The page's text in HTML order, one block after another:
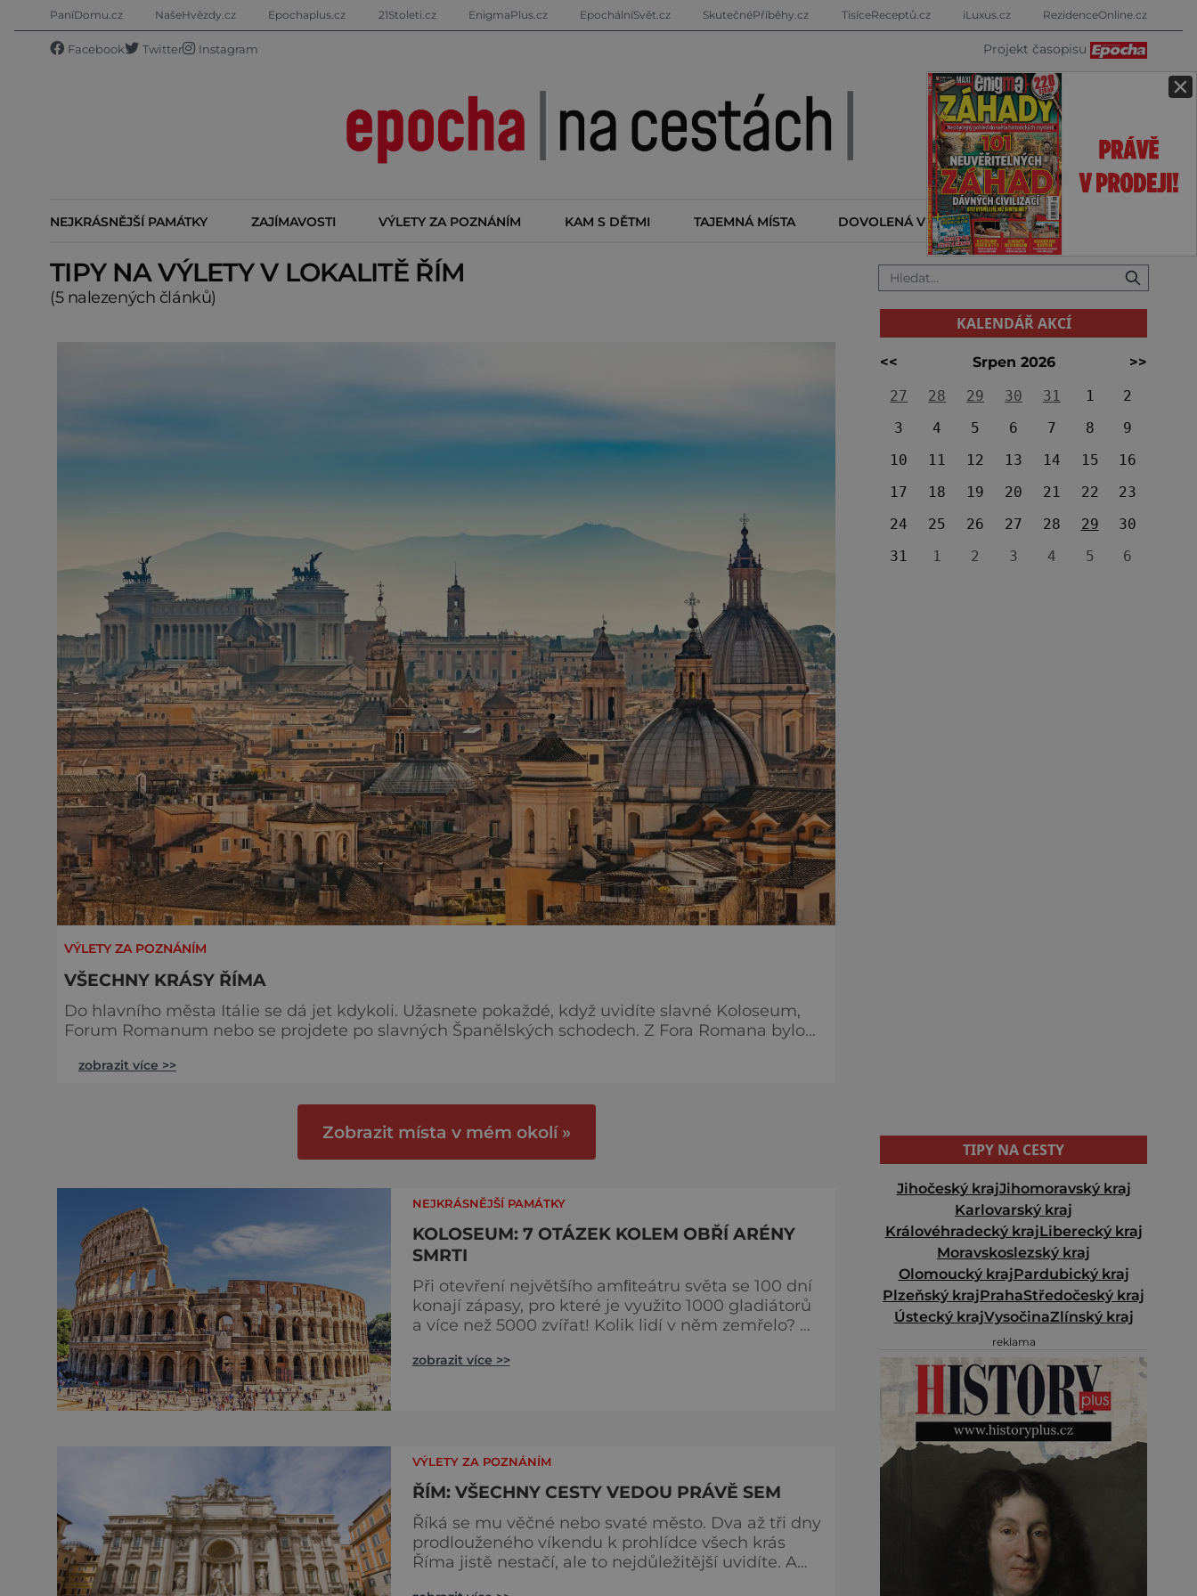
×
PaníDomu.cz NašeHvězdy.cz Epochaplus.cz 21Stoleti.cz EnigmaPlus.cz EpochálníSvět.cz SkutečnéPříběhy.cz TisíceReceptů.cz iLuxus.cz RezidenceOnline.cz
Facebook Twitter Instagram Projekt časopisu
NEJKRÁSNĚJŠÍ PAMÁTKY ZAJÍMAVOSTI VÝLETY ZA POZNÁNÍM KAM S DĚTMI TAJEMNÁ MÍSTA DOVOLENÁ V ZAHRANIČÍ KALENDÁŘ AKCÍ
TIPY NA VÝLETY V LOKALITĚ ŘÍM
(5 nalezených článků)
VÝLETY ZA POZNÁNÍM
VŠECHNY KRÁSY ŘÍMA
Do hlavního města Itálie se dá jet kdykoli. Užasnete pokaždé, když uvidíte slavné Koloseum,
Forum Romanum nebo se projdete po slavných Španělských schodech. Z Fora Romana bylo
centra starého Říma. Kapitol byl osídlen již v době bronzové a na jeho jižním vrcholu stál
zobrazit více >>
Zobrazit místa v mém okolí »
NEJKRÁSNĚJŠÍ PAMÁTKY
KOLOSEUM: 7 OTÁZEK KOLEM OBŘÍ ARÉNY
SMRTI
Při otevření největšího amﬁteátru světa se 100 dní
konají zápasy, pro které je využito 1000 gladiátorů
a více než 5000 zvířat! Kolik lidí v něm zemřelo? A
PŮVODNĚ MĚLO – TŘI, ČTYŘI, NEBO PĚT?
zobrazit více >>
VÝLETY ZA POZNÁNÍM
ŘÍM: VŠECHNY CESTY VEDOU PRÁVĚ SEM
Říká se mu věčné nebo svaté město. Dva až tři dny
prodlouženého víkendu k prohlídce všech krás
Říma jistě nestačí, ale to nejdůležitější uvidíte. A
KALENDÁŘ AKCÍ
<< Srpen 2026
>>
27
28 29 30 31 1
2
3
4 5 6 7 8
9
10
11 12 13 14 15
16
17
18 19 20 21 22
23
24
25 26 27 28 29
30
31
1 2 3 4 5 6
TIPY NA CESTY
Jihočeský krajJihomoravský kraj
Karlovarský kraj
Královéhradecký krajLiberecký kraj
Moravskoslezský kraj
Olomoucký krajPardubický kraj
Plzeňský krajPrahaStředočeský kraj
Ústecký krajVysočinaZlínský kraj
reklama